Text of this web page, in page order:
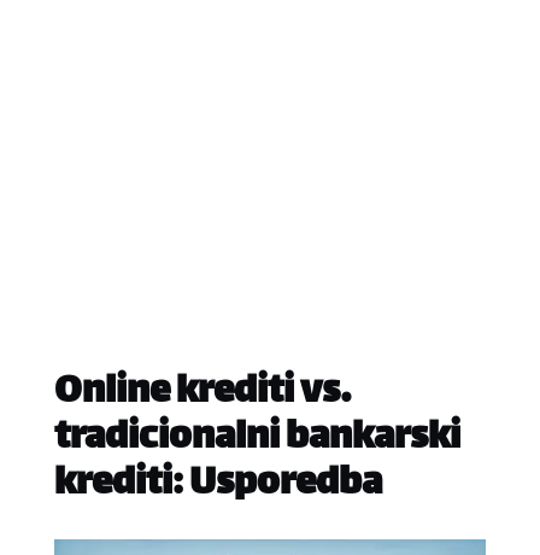
Online krediti vs.
tradicionalni bankarski
krediti: Usporedba